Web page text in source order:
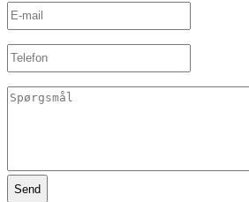
E-
mail(Påkrævet)
Telefon
Spørgsmål(Påkrævet)